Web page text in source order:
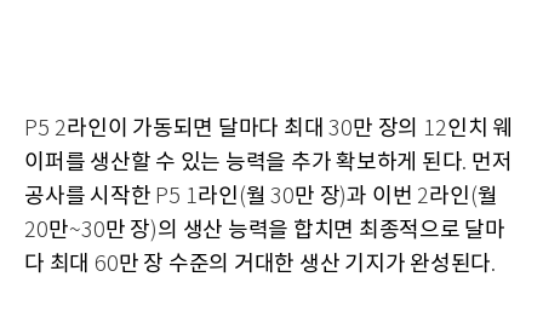
P5 2라인이 가동되면 달마다 최대 30만 장의 12인치 웨
이퍼를 생산할 수 있는 능력을 추가 확보하게 된다. 먼저
공사를 시작한 P5 1라인 (월 30만 장)과 이번 2라인 (월
20만~30만 장)의 생산 능력을 합치면 최종적으로 달마
다 최대 60만 장 수준의 거대한 생산 기지가 완성된다.